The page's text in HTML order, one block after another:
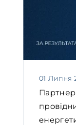
01 Липня